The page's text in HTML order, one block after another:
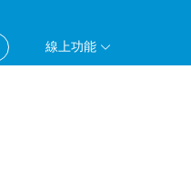
線上功能